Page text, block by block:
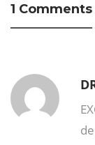
1 Comments